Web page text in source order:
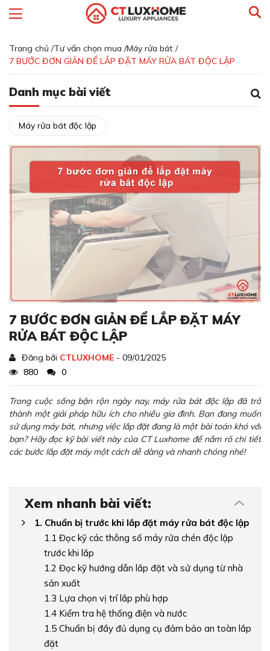
Trang chủ /Tư vấn chọn mua /Máy rửa bát /
7 BƯỚC ĐƠN GIẢN ĐỂ LẮP ĐẶT MÁY RỬA BÁT ĐỘC LẬP
Danh mục bài viết
Máy rửa bát độc lập
7 BƯỚC ĐƠN GIẢN ĐỂ LẮP ĐẶT MÁY
RỬA BÁT ĐỘC LẬP
Đăng bởi CTLUXHOME - 09/01/2025
880
0
Trong cuộc sống bận rộn ngày nay, máy rửa bát độc lập đã trở
thành một giải pháp hữu ích cho nhiều gia đình. Bạn đang muốn
sử dụng máy bát, nhưng việc lắp đặt đang là một bài toán khó với
bạn? Hãy đọc kỹ bài viết này của CT Luxhome để nắm rõ chi tiết
các bước lắp đặt máy một cách dễ dàng và nhanh chóng nhé!
Xem nhanh bài viết:
1. Chuẩn bị trước khi lắp đặt máy rửa bát độc lập
1.1 Đọc kỹ các thông số máy rửa chén độc lập
trước khi lắp
1.2 Đọc kỹ hướng dẫn lắp đặt và sử dụng từ nhà
sản xuất
1.3 Lựa chọn vị trí lắp phù hợp
1.4 Kiểm tra hệ thống điện và nước
1.5 Chuẩn bị đầy đủ dụng cụ đảm bảo an toàn lắp
đặt